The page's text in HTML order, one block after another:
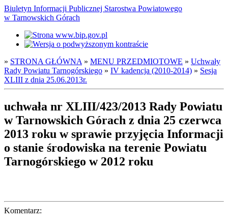
Biuletyn Informacji Publicznej Starostwa Powiatowego
w Tarnowskich Górach
» STRONA GŁÓWNA » MENU PRZEDMIOTOWE » Uchwały
Rady Powiatu Tarnogórskiego » IV kadencja (2010-2014) » Sesja
XLIII z dnia 25.06.2013r.
uchwała nr XLIII/423/2013 Rady Powiatu
w Tarnowskich Górach z dnia 25 czerwca
2013 roku w sprawie przyjęcia Informacji
o stanie środowiska na terenie Powiatu
Tarnogórskiego w 2012 roku
Komentarz: